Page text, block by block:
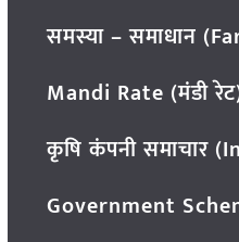
समस्या – समाधान
Mandi Rate (मंडी
कृषि कंपनी समाचार
Government